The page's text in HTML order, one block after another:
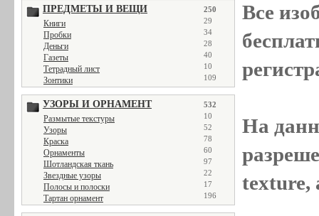
ПРЕДМЕТЫ И ВЕЩИ 250
Книги 29
Пробки 34
Деньги 28
Газеты 40
Тетрадный лист 10
Зонтики 109
УЗОРЫ И ОРНАМЕНТ 532
Размытые текстуры 10
Узоры 52
Краска 78
Орнаменты 60
Шотландская ткань 97
Звездные узоры 22
Полосы и полоски 17
Тартан орнамент 196
Все
На
texture,